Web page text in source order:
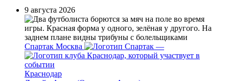
9 августа 2026
Спартак Москва —
Краснодар